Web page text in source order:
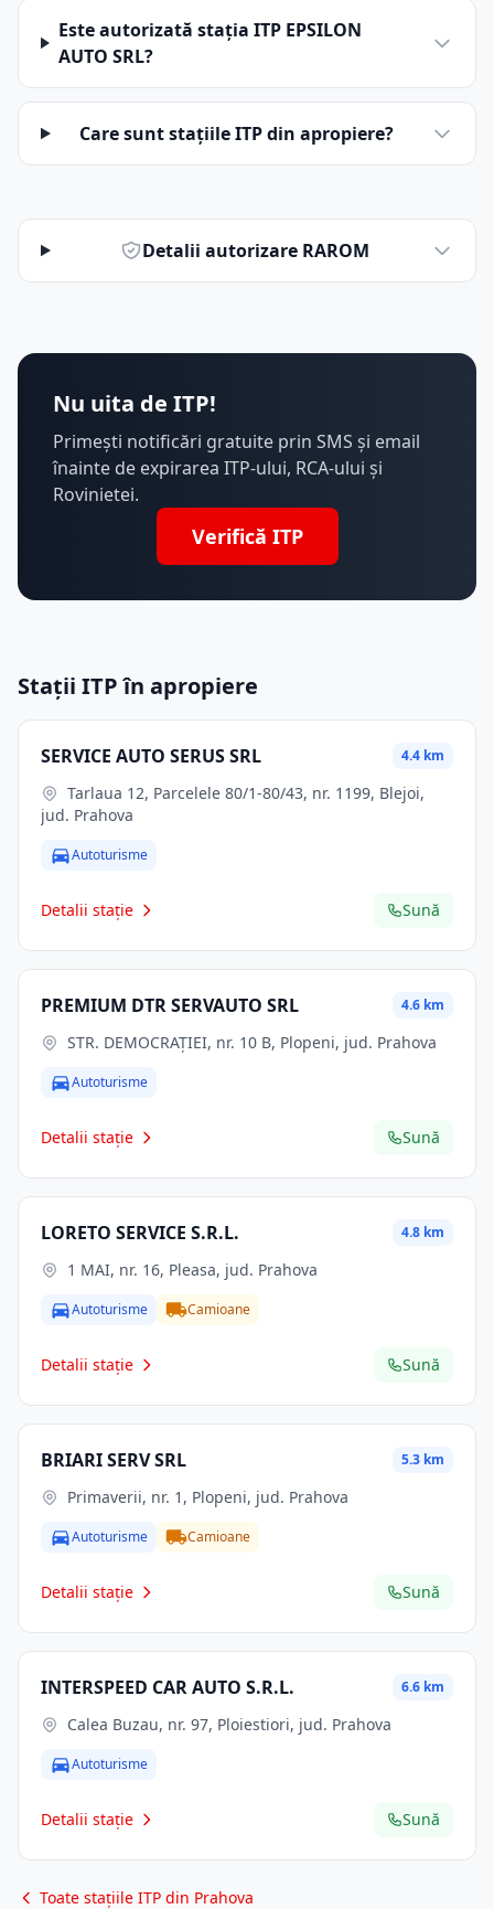
Este autorizată stația ITP EPSILON
AUTO SRL?
Care sunt stațiile ITP din apropiere?
Detalii autorizare RAROM
Nu uita de ITP!
Primești notificări gratuite prin SMS și email
înainte de expirarea ITP-ului, RCA-ului și
Rovinietei.
Verifică ITP
Stații ITP în apropiere
SERVICE AUTO SERUS SRL 4.4 km
jud. Prahova
Autoturisme
Detalii stație Sună
PREMIUM DTR SERVAUTO SRL 4.6 km
STR. DEMOCRAŢIEI, nr. 10 B, Plopeni, jud. Prahova
Autoturisme
Detalii stație Sună
LORETO SERVICE S.R.L. 4.8 km
1 MAI, nr. 16, Pleasa, jud. Prahova
Autoturisme Camioane
Detalii stație Sună
BRIARI SERV SRL 5.3 km
Primaverii, nr. 1, Plopeni, jud. Prahova
Autoturisme Camioane
Detalii stație Sună
INTERSPEED CAR AUTO S.R.L. 6.6 km
Calea Buzau, nr. 97, Ploiestiori, jud. Prahova
Autoturisme
Detalii stație Sună
Toate stațiile ITP din Prahova